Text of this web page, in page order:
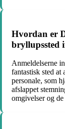
Hvordan er
bryllupssted
Anmeldelserne
fantastisk sted
personale, som
afslappet
omgivelser og